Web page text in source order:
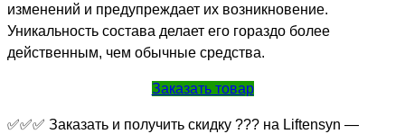
изменений и предупреждает их возникновение.
Уникальность состава делает его гораздо более
действенным, чем обычные средства.
Заказать товар
✅✅✅ Заказать и получить скидку ??? на Liftensyn —